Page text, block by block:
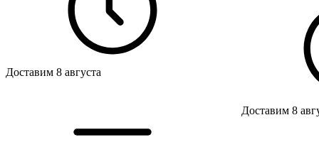
Доставим 8 августа
Доставим 8